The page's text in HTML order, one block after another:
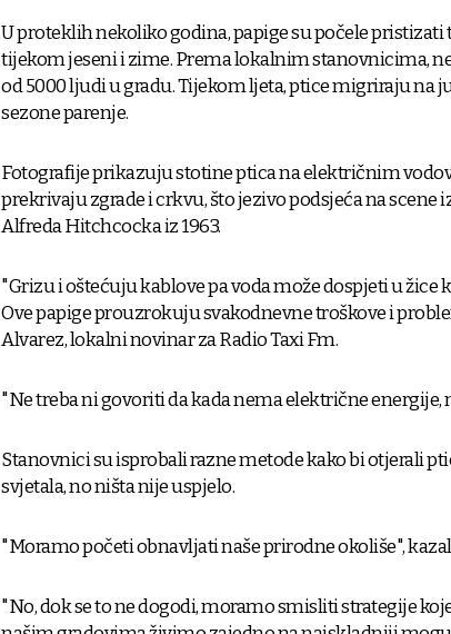
U proteklih nekoliko godina, papige su počele pristizati
tijekom jeseni i zime. Prema lokalnim stanovnicima,
od 5000 ljudi u gradu. Tijekom ljeta, ptice migriraju na
sezone parenje.
Fotografije prikazuju stotine ptica na električnim
prekrivaju zgrade i crkvu, što jezivo podsjeća na scene
Alfreda Hitchcocka iz 1963.
"Grizu i oštećuju kablove pa voda može dospjeti u žice
Ove papige prouzrokuju svakodnevne troškove i
Alvarez, lokalni novinar za Radio Taxi Fm.
"Ne treba ni govoriti da kada nema električne energije,
Stanovnici su isprobali razne metode kako bi otjerali
svjetala, no ništa nije uspjelo.
"Moramo početi obnavljati naše prirodne okoliše",
"No, dok se to ne dogodi, moramo smisliti strategije